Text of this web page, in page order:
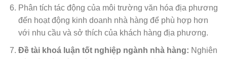
Phân tích tác động của môi trường văn hóa địa phương
đến hoạt động kinh doanh nhà hàng để phù hợp hơn
với nhu cầu và sở thích của khách hàng địa phương.
Đề tài khoá luận tốt nghiệp ngành nhà hàng: Nghiên